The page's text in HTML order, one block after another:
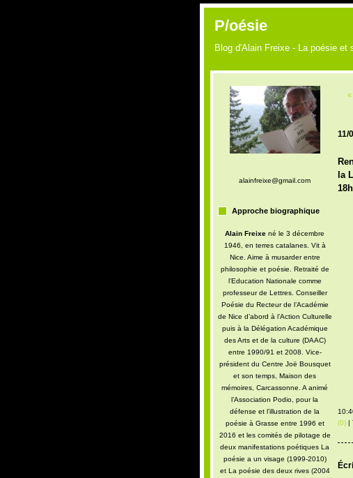
P/oésie
Blog d'Alain Freixe - La poésie et
alainfreixe@gmail.com
Approche biographique
Alain Freixe né le 3 décembre
1946, en terres catalanes. Vit à
Nice. Aime à musarder entre
philosophie et poésie. Retraité de
l’Education Nationale comme
professeur de Lettres. Conseiller
Poésie du Recteur de l’Académie
de Nice d’abord à l’Action Culturelle
puis à la Délégation Académique
des Arts et de la culture (DAAC)
entre 1990/91 et 2008. Vice-
président du Centre Joë Bousquet
et son temps, Maison des
mémoires, Carcassonne. A animé
l’Association Podio, pour la
défense et l’illustration de la
poésie à Grasse entre 1996 et
2016 et les comités de pilotage de
deux manifestations poétiques La
poésie a un visage (1999-2010)
et La poésie des deux rives (2004
«
11/
la
(0)|